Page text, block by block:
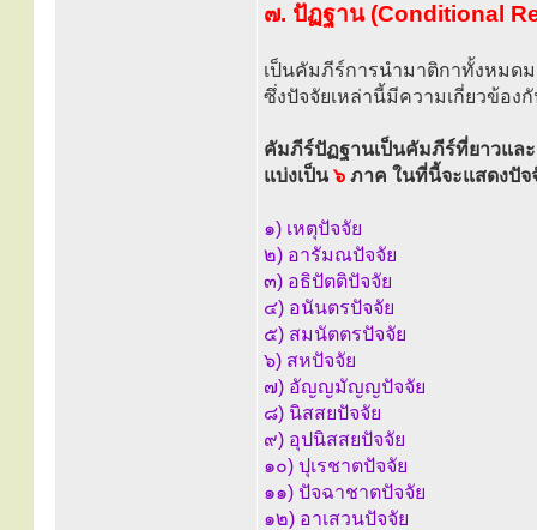
๗. ปัฏฐาน (Conditional
เป็นคัมภีร์การนำมาติกาทั้งหมด
ซึ่งปัจจัยเหล่านี้มีความเกี่ยวข้อง
คัมภีร์ปัฏฐานเป็นคัมภีร์ที่ยาวแล
แบ่งเป็น๖ ภาค ในที่นี้จะแสดงปัจ
๑) เหตุปัจจัย
๒) อารัมณปัจจัย
๓) อธิปัตติปัจจัย
๔) อนันตรปัจจัย
๕) สมนัตตรปัจจัย
๖) สหปัจจัย
๗) อัญญมัญญปัจจัย
๘) นิสสยปัจจัย
๙) อุปนิสสยปัจจัย
๑๐) ปุเรชาตปัจจัย
๑๑) ปัจฉาชาตปัจจัย
๑๒) อาเสวนปัจจัย